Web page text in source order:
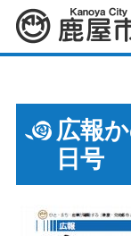
鹿屋
広報
日号